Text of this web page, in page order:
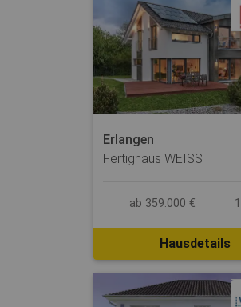
Erlangen
Fertighaus WEISS
ab 359.000 €
Hausdetails